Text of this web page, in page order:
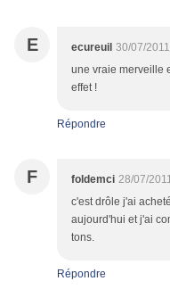
E ecureuil 30/07/
une vraie merveille
effet !
Répondre
F foldemci 28/07/
c'est drôle j'ai
aujourd'hui et j'ai
tons.
Répondre